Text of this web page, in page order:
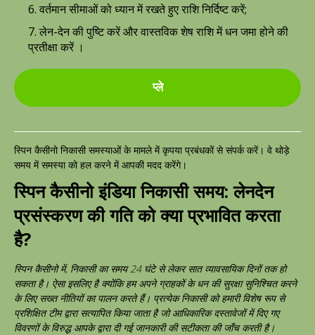
6. वर्तमान सीमाओं को ध्यान में रखते हुए राशि निर्दिष्ट करें;
7. लेन-देन की पुष्टि करें और वास्तविक शेष राशि में धन जमा होने की
प्रतीक्षा करें ।
प्ले
स्पिन कैसीनो निकासी समस्याओं के मामले में कृपया प्रबंधकों से संपर्क करें। वे थोड़े
समय में समस्या को हल करने में आपकी मदद करेंगे।
स्पिन कैसीनो इंडिया निकासी समय: लेनदेन
प्रसंस्करण की गति को क्या प्रभावित करता
है?
स्पिन कैसीनो में, निकासी का समय 24 घंटे से लेकर सात व्यावसायिक दिनों तक हो
सकता है। ऐसा इसलिए है क्योंकि हम अपने ग्राहकों के धन की सुरक्षा सुनिश्चित करने
के लिए सख्त नीतियों का पालन करते हैं। प्रत्येक निकासी को हमारी विशेष रूप से
प्रशिक्षित टीम द्वारा सत्यापित किया जाता है जो आधिकारिक दस्तावेजों में दिए गए
विवरणों के विरुद्ध आपके द्वारा दी गई जानकारी की सटीकता की जाँच करती है।